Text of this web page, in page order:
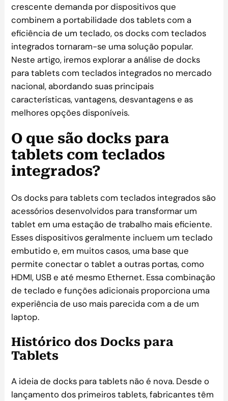
crescente demanda por dispositivos que
combinem a portabilidade dos tablets com a
eficiência de um teclado, os docks com teclados
integrados tornaram-se uma solução popular.
Neste artigo, iremos explorar a análise de docks
para tablets com teclados integrados no mercado
nacional, abordando suas principais
características, vantagens, desvantagens e as
melhores opções disponíveis.
O que são docks para
tablets com teclados
integrados?
Os docks para tablets com teclados integrados são
acessórios desenvolvidos para transformar um
tablet em uma estação de trabalho mais eficiente.
Esses dispositivos geralmente incluem um teclado
embutido e, em muitos casos, uma base que
permite conectar o tablet a outras portas, como
HDMI, USB e até mesmo Ethernet. Essa combinação
de teclado e funções adicionais proporciona uma
experiência de uso mais parecida com a de um
laptop.
Histórico dos Docks para
Tablets
A ideia de docks para tablets não é nova. Desde o
lançamento dos primeiros tablets, fabricantes têm